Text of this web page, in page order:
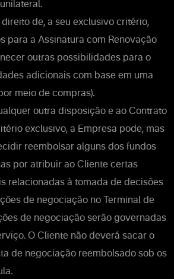
de, a seu exclusivo critério,
para a Assinatura com Renovação
outras possibilidades para o
adicionais com base em uma
meio de compras).
outra disposição e ao Contrato
exclusivo, a Empresa pode, mas
reembolsar alguns dos fundos
por atribuir ao Cliente certas
relacionadas à tomada de decisões
de negociação no Terminal de
de negociação serão governadas
O Cliente não deverá sacar o
de negociação reembolsado sob os